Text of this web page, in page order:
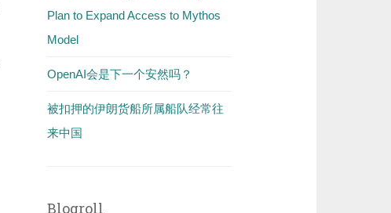
Plan to Expand Access to Mythos
Model
OpenAI会是下一个安然吗？
被扣押的伊朗货船所属船队经常往
来中国
Blogroll